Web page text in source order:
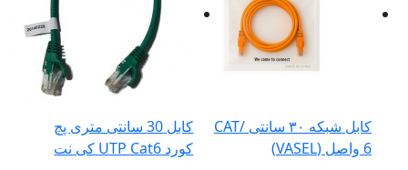
کابل شبکه ۳۰ سانتی CAT/
6 واصل (VASEL)
کابل 30 سانتی متری پچ
کورد UTP Cat6 کی نت